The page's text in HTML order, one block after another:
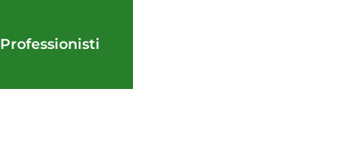
Professionisti